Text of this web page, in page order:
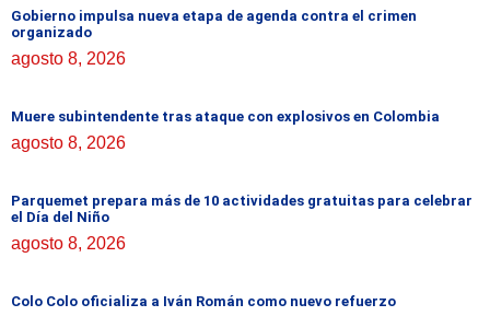
Gobierno impulsa nueva etapa de agenda contra el crimen
organizado
agosto 8, 2026
Muere subintendente tras ataque con explosivos en Colombia
agosto 8, 2026
Parquemet prepara más de 10 actividades gratuitas para celebrar
el Día del Niño
agosto 8, 2026
Colo Colo oficializa a Iván Román como nuevo refuerzo